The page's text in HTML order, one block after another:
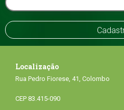
Localização
Rua Pedro Fiorese, 41, Colombo
CEP 83.415-090